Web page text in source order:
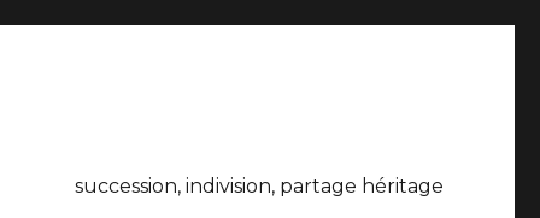
succession, indivision, partage héritage